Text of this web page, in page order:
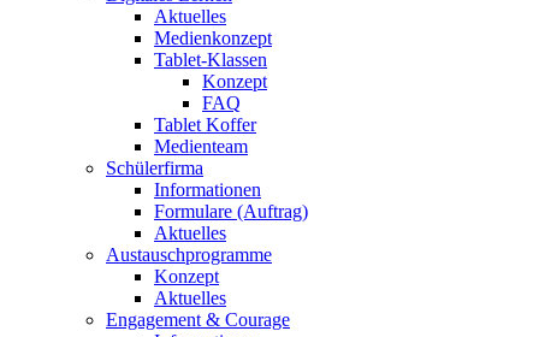
Aktuelles
Medienkonzept
Tablet-Klassen
Konzept
FAQ
Tablet Koffer
Medienteam
Schülerfirma
Informationen
Formulare (Auftrag)
Aktuelles
Austauschprogramme
Konzept
Aktuelles
Engagement & Courage